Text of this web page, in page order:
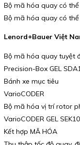
Bộ mã hóa quay có thể
Bộ mã hóa quay có thể
Lenord+Bauer Việt
Bộ mã hóa quay tuyệt
Precision-Box GEL
Bánh xe mục tiêu
VarioCODER
Bộ mã hóa vị trí rotor
VarioCODER GEL SEK10
Kết hợp MÃ HÓA